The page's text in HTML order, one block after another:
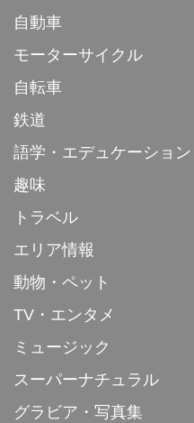
自動車
モーターサイクル
自転車
鉄道
語学・エデュケーション
趣味
トラベル
エリア情報
動物・ペット
TV・エンタメ
ミュージック
スーパーナチュラル
グラビア・写真集